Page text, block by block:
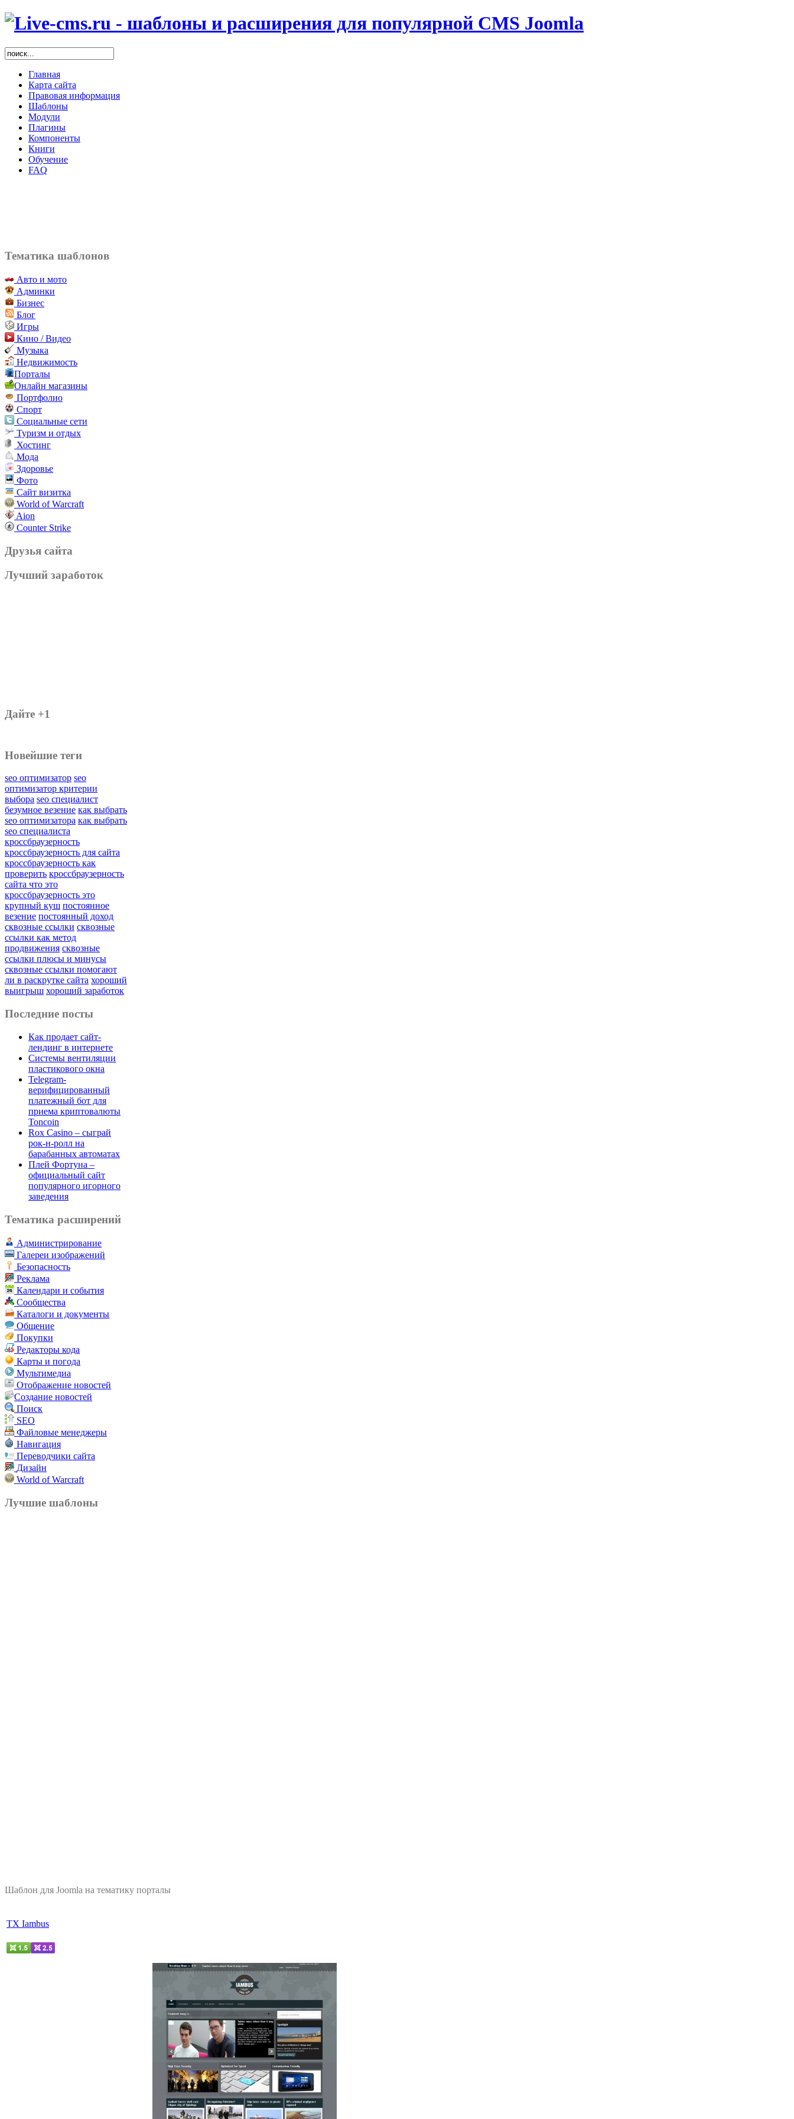
Главная
Карта сайта
Правовая информация
Шаблоны
Модули
Плагины
Компоненты
Книги
Обучение
FAQ
Тематика шаблонов
Авто и мото
Админки
Бизнес
Блог
Игры
Кино / Видео
Музыка
Недвижимость
Порталы
Онлайн магазины
Портфолио
Спорт
Социальные сети
Туризм и отдых
Хостинг
Мода
Здоровье
Фото
Сайт визитка
World of Warcraft
Aion
Counter Strike
Друзья сайта
Лучший заработок
Дайте +1
Новейшие теги
seo оптимизатор seo
оптимизатор критерии
выбора seo специалист
безумное везение как выбрать
seo оптимизатора как выбрать
seo специалиста
кроссбраузерность
кроссбраузерность для сайта
кроссбраузерность как
проверить кроссбраузерность
сайта что это
кроссбраузерность это
крупный куш постоянное
везение постоянный доход
сквозные ссылки сквозные
ссылки как метод
продвижения сквозные
ссылки плюсы и минусы
сквозные ссылки помогают
ли в раскрутке сайта хороший
выигрыш хороший заработок
Последние посты
Как продает сайт-
лендинг в интернете
Системы вентиляции
пластикового окна
Telegram-
верифицированный
платежный бот для
приема криптовалюты
Toncoin
Rox Casino – сыграй
рок-н-ролл на
барабанных автоматах
Плей Фортуна –
официальный сайт
популярного игорного
заведения
Тематика расширений
Администрирование
Галереи изображений
Безопасность
Реклама
Календари и события
Сообщества
Каталоги и документы
Общение
Покупки
Редакторы кода
Карты и погода
Мультимедиа
Отображение новостей
Создание новостей
Поиск
SEO
Файловые менеджеры
Навигация
Переводчики сайта
Дизайн
World of Warcraft
Лучшие шаблоны
Шаблон для Joomla на тематику порталы
TX Iambus